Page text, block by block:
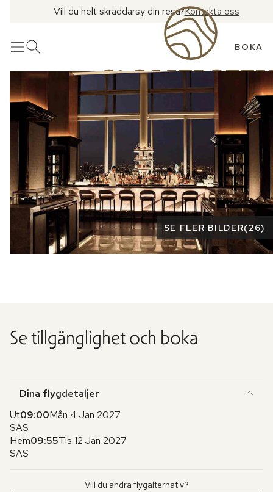
Vill du helt skräddarsy din resa?Kontakta oss
MenyÖppna sök BOKA
Se fler bilder
SE FLER BILDER(26)
Se tillgänglighet och boka
Dina flygdetaljer
Ut09:00Mån 4 Jan 2027
SAS
Hem09:55Tis 12 Jan 2027
SAS
Vill du ändra flygalternativ?